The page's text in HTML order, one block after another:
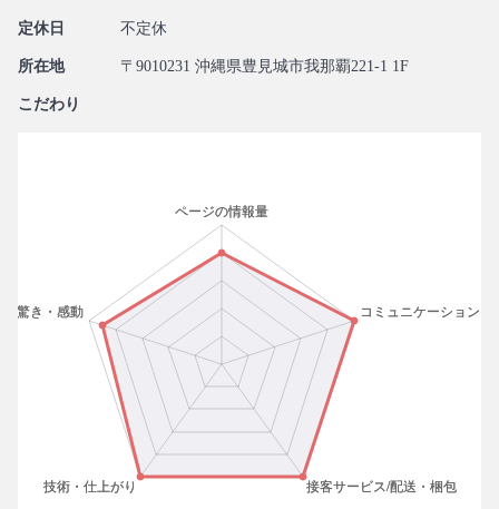
定休日 不定休
所在地 〒9010231 沖縄県豊見城市我那覇221-1 1F
こだわり